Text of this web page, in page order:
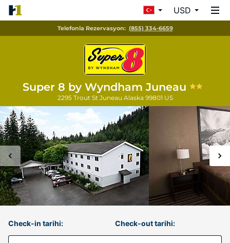
USD
Telefonla Rezervasyon: (855) 334-6659
Super 8 by Wyndham Juneau
2295 Trout St Juneau Alaska 99801 US
Check-in tarihi: Check-out tarihi: